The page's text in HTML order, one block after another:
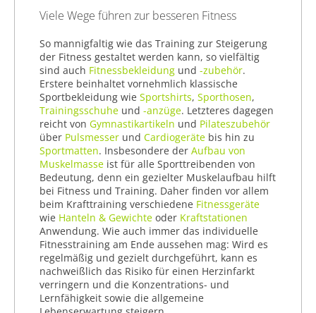
Farbe
Viele Wege führen zur besseren Fitness
So mannigfaltig wie das Training zur Steigerung
der Fitness gestaltet werden kann, so vielfältig
sind auch Fitnessbekleidung und -zubehör.
Erstere beinhaltet vornehmlich klassische
Sportbekleidung wie Sportshirts, Sporthosen,
Trainingsschuhe und -anzüge. Letzteres dagegen
reicht von Gymnastikartikeln und Pilateszubehör
über Pulsmesser und Cardiogeräte bis hin zu
Sportmatten. Insbesondere der Aufbau von
Muskelmasse ist für alle Sporttreibenden von
Bedeutung, denn ein gezielter Muskelaufbau hilft
bei Fitness und Training. Daher finden vor allem
beim Krafttraining verschiedene Fitnessgeräte
wie Hanteln & Gewichte oder Kraftstationen
Anwendung. Wie auch immer das individuelle
Fitnesstraining am Ende aussehen mag: Wird es
regelmäßig und gezielt durchgeführt, kann es
nachweißlich das Risiko für einen Herzinfarkt
verringern und die Konzentrations- und
Lernfähigkeit sowie die allgemeine